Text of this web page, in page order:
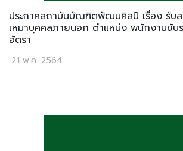
ประกาศสถาบันบัณฑิตพัฒนศิลป์ เรื่อง รับ
เหมาบุคคลภายนอก ตำแหน่ง พนักงานขั
อัตรา
21 พ.ค. 2564